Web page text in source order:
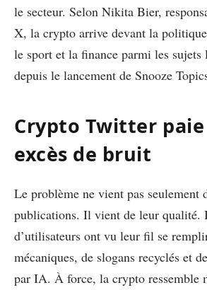
le secteur. Selon Nikita Bier,
X, la crypto arrive devant la
le sport et la finance parmi les sujets
depuis le lancement de Snooze
Crypto Twitter paie
excès de bruit
Le problème ne vient pas seulement
publications. Il vient de leur qualité.
d’utilisateurs ont vu leur fil se
mécaniques, de slogans recyclés et
par IA. À force, la crypto ressemble